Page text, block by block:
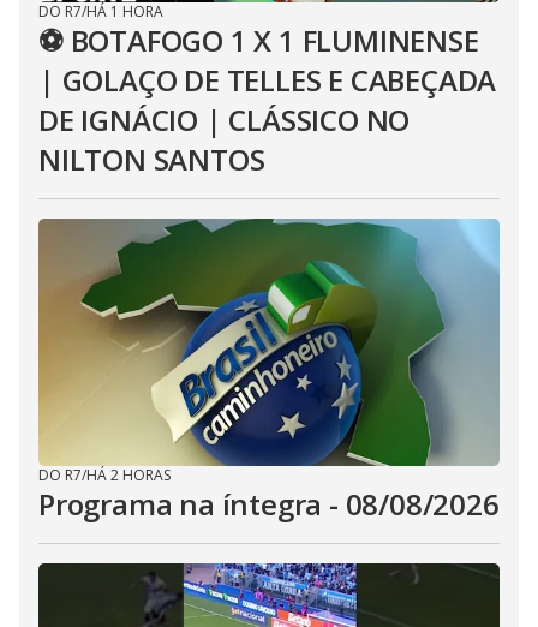
DO R7/HÁ 1 HORA
⚽ BOTAFOGO 1 X 1 FLUMINENSE
| GOLAÇO DE TELLES E CABEÇADA
DE IGNÁCIO | CLÁSSICO NO
NILTON SANTOS
DO R7/HÁ 2 HORAS
Programa na íntegra - 08/08/2026